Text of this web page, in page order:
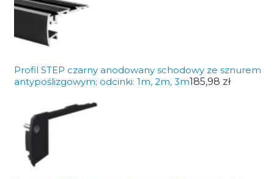
Profil STEP czarny anodowany schodowy ze sznurem
antypoślizgowym; odcinki: 1m, 2m, 3m185,98 zł